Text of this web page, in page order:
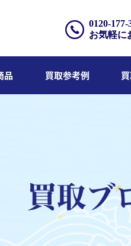
0120-177-
お気軽に
品 買取参考例